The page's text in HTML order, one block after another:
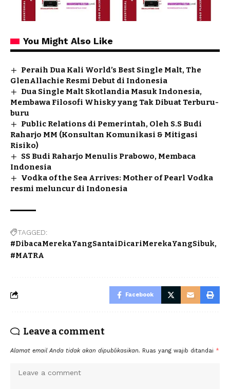
You Might Also Like
Peraih Dua Kali World’s Best Single Malt, The
GlenAllachie Resmi Debut di Indonesia
Dua Single Malt Skotlandia Masuk Indonesia,
Membawa Filosofi Whisky yang Tak Dibuat Terburu-
buru
Public Relations di Pemerintah, Oleh S.S Budi
Raharjo MM (Konsultan Komunikasi & Mitigasi
Risiko)
SS Budi Raharjo Menulis Prabowo, Membaca
Indonesia
Vodka of the Sea Arrives: Mother of Pearl Vodka
resmi meluncur di Indonesia
TAGGED:
#DibacaMerekaYangSantaiDicariMerekaYangSibuk
#MATRA
Facebook
Leave a comment
Alamat email Anda tidak akan dipublikasikan. Ruas yang wajib ditandai *